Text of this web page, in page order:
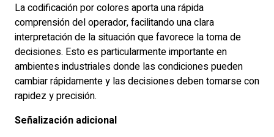
La codificación por colores aporta una rápida
comprensión del operador, facilitando una clara
interpretación de la situación que favorece la toma de
decisiones. Esto es particularmente importante en
ambientes industriales donde las condiciones pueden
cambiar rápidamente y las decisiones deben tomarse con
rapidez y precisión.
Señalización adicional